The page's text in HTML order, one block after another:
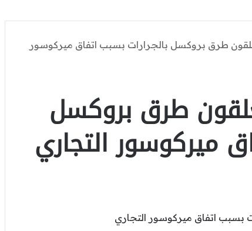
طرق بروكسل بالجرارات بسبب اتفاق ميركوسور
طرق بروكسل
ميركوسور التجاري